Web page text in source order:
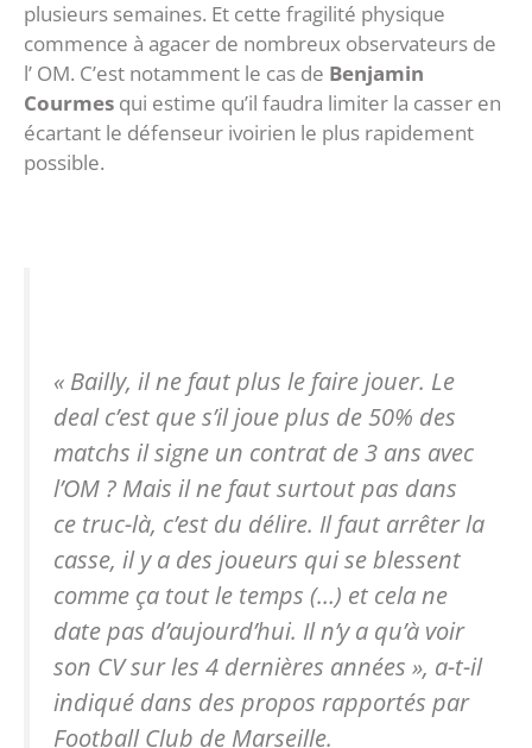
plusieurs semaines. Et cette fragilité physique
commence à agacer de nombreux observateurs de
l’ OM. C’est notamment le cas de Benjamin
Courmes qui estime qu’il faudra limiter la casser en
écartant le défenseur ivoirien le plus rapidement
possible.
« Bailly, il ne faut plus le faire jouer. Le
deal c’est que s’il joue plus de 50% des
matchs il signe un contrat de 3 ans avec
l’OM ? Mais il ne faut surtout pas dans
ce truc-là, c’est du délire. Il faut arrêter la
casse, il y a des joueurs qui se blessent
comme ça tout le temps (…) et cela ne
date pas d’aujourd’hui. Il n’y a qu’à voir
son CV sur les 4 dernières années », a-t-il
indiqué dans des propos rapportés par
Football Club de Marseille.